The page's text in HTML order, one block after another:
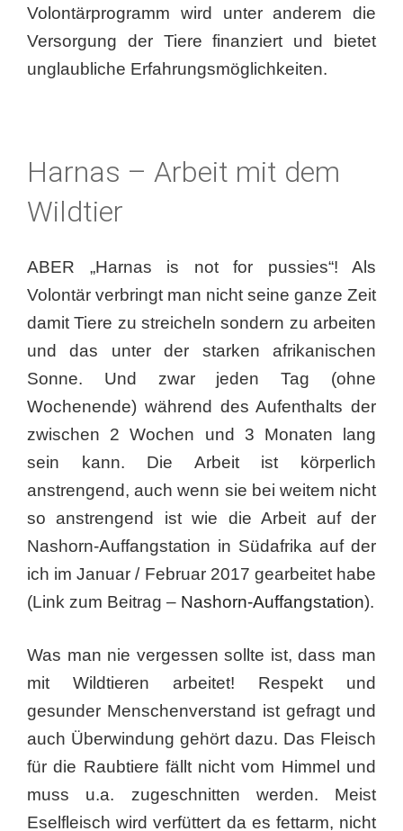
Volontärprogramm wird unter anderem die
Versorgung der Tiere finanziert und bietet
unglaubliche Erfahrungsmöglichkeiten.
Harnas – Arbeit mit dem
Wildtier
ABER „Harnas is not for pussies“! Als
Volontär verbringt man nicht seine ganze Zeit
damit Tiere zu streicheln sondern zu arbeiten
und das unter der starken afrikanischen
Sonne. Und zwar jeden Tag (ohne
Wochenende) während des Aufenthalts der
zwischen 2 Wochen und 3 Monaten lang
sein kann. Die Arbeit ist körperlich
anstrengend, auch wenn sie bei weitem nicht
so anstrengend ist wie die Arbeit auf der
Nashorn-Auffangstation in Südafrika auf der
ich im Januar / Februar 2017 gearbeitet habe
(Link zum Beitrag – Nashorn-Auffangstation).
Was man nie vergessen sollte ist, dass man
mit Wildtieren arbeitet! Respekt und
gesunder Menschenverstand ist gefragt und
auch Überwindung gehört dazu. Das Fleisch
für die Raubtiere fällt nicht vom Himmel und
muss u.a. zugeschnitten werden. Meist
Eselfleisch wird verfüttert da es fettarm, nicht